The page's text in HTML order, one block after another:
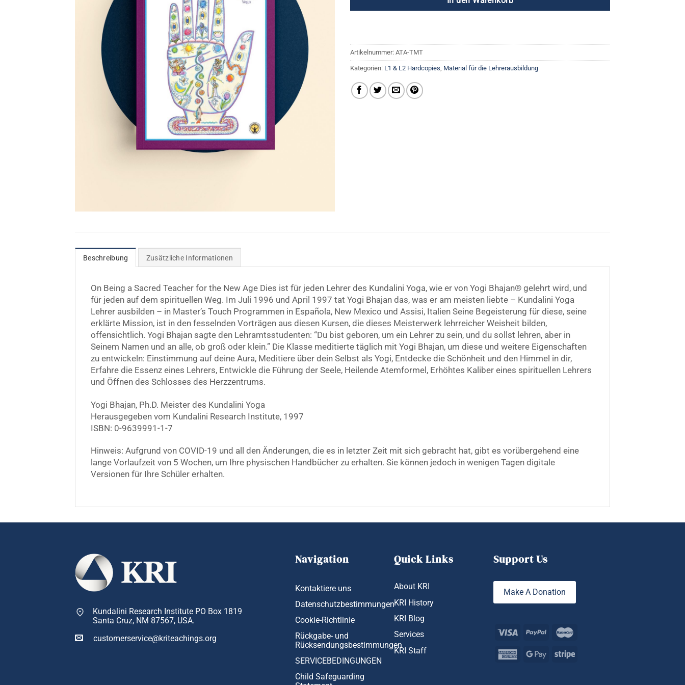
Artikelnummer: ATA-TMT
Kategorien: L1 & L2 Hardcopies Material für die Lehrerausbildung
Beschreibung Zusätzliche Informationen
On Being a Sacred Teacher for the New Age Dies ist für jeden Lehrer des Kundalini Yoga, wie er von Yogi Bhajan® gelehrt wird, und
für jeden auf dem spirituellen Weg. Im Juli 1996 und April 1997 tat Yogi Bhajan das, was er am meisten liebte – Kundalini Yoga
Lehrer ausbilden – in Master’s Touch Programmen in Española, New Mexico und Assisi, Italien Seine Begeisterung für diese, seine
erklärte Mission, ist in den fesselnden Vorträgen aus diesen Kursen, die dieses Meisterwerk lehrreicher Weisheit bilden,
offensichtlich. Yogi Bhajan sagte den Lehramtsstudenten: “Du bist geboren, um ein Lehrer zu sein, und du sollst lehren, aber in
Seinem Namen und an alle, ob groß oder klein.” Die Klasse meditierte täglich mit Yogi Bhajan, um diese und weitere Eigenschaften
zu entwickeln: Einstimmung auf deine Aura, Meditiere über dein Selbst als Yogi, Entdecke die Schönheit und den Himmel in dir,
Erfahre die Essenz eines Lehrers, Entwickle die Führung der Seele, Heilende Atemformel, Erhöhtes Kaliber eines spirituellen Lehrers
und Öffnen des Schlosses des Herzzentrums.
Yogi Bhajan, Ph.D. Meister des Kundalini Yoga
Herausgegeben vom Kundalini Research Institute, 1997
ISBN: 0-9639991-1-7
Hinweis: Aufgrund von COVID-19 und all den Änderungen, die es in letzter Zeit mit sich gebracht hat, gibt es vorübergehend eine
lange Vorlaufzeit von 5 Wochen, um Ihre physischen Handbücher zu erhalten. Sie können jedoch in wenigen Tagen digitale
Versionen für Ihre Schüler erhalten.
Kundalini Research Institute PO Box 1819
Santa Cruz, NM 87567, USA.
customerservice@kriteachings.org
Navigation
Kontaktiere uns
Datenschutzbestimmungen
Cookie-Richtlinie
Rückgabe- und
Rücksendungsbestimmungen
SERVICEBEDINGUNGEN
Child Safeguarding
Quick Links
About KRI
KRI History
KRI Blog
Services
KRI Staff
Support Us
Make A Donation